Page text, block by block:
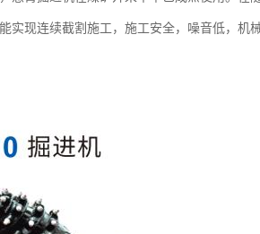
实现连续截割施工，施工安全，噪音低，机